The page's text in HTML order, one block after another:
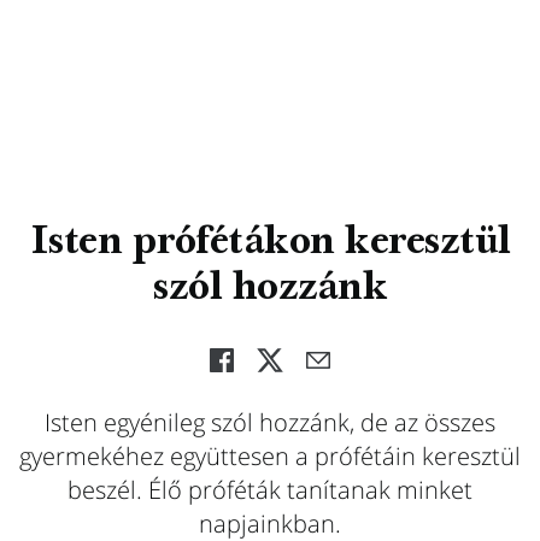
Isten prófétákon keresztül
szól hozzánk
Isten egyénileg szól hozzánk, de az összes
gyermekéhez együttesen a prófétáin keresztül
beszél. Élő próféták tanítanak minket
napjainkban.